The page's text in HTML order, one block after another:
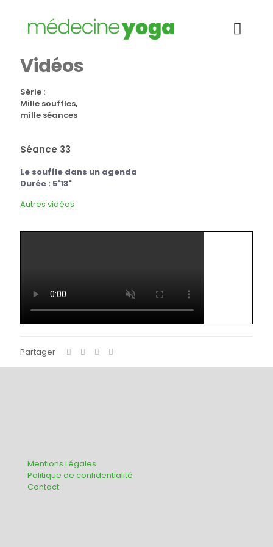
Vidéos
Série :
Mille souffles,
mille séances
Séance 33
Le souffle dans un agenda
Durée : 5'13"
Autres vidéos
Partager
Mentions Légales
Politique de confidentialité
Contact